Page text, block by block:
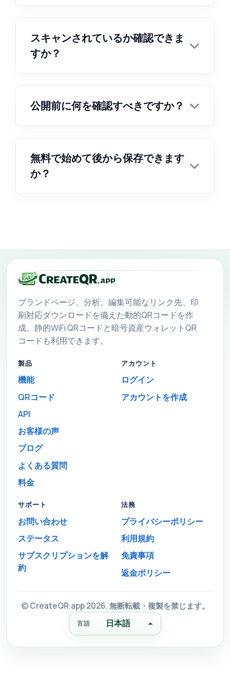
スキャンされているか確認できま
すか？
公開前に何を確認すべきですか？
無料で始めて後から保存できます
か？
ブランドページ、分析、編集可能なリンク先、印
刷対応ダウンロードを備えた動的QRコードを作
成。静的WiFi QRコードと暗号資産ウォレットQR
コードも利用できます。
製品
機能
QRコード
API
お客様の声
ブログ
よくある質問
料金
アカウント
ログイン
アカウントを作成
サポート
お問い合わせ
ステータス
サブスクリプションを解
約
法務
プライバシーポリシー
利用規約
免責事項
返金ポリシー
© CreateQR.app 2026. 無断転載・複製を禁じます。
言語 日本語